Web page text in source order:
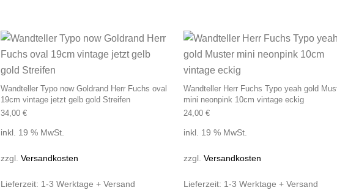
Wandteller Typo now Goldrand Herr Fuchs oval
19cm vintage jetzt gelb gold Streifen
34,00 €
inkl. 19 % MwSt.
zzgl. Versandkosten
Lieferzeit: 1-3 Werktage + Versand
Wandteller Herr Fuchs Typo yeah gold
mini neonpink 10cm vintage eckig
24,00 €
inkl. 19 % MwSt.
zzgl. Versandkosten
Lieferzeit: 1-3 Werktage + Versand